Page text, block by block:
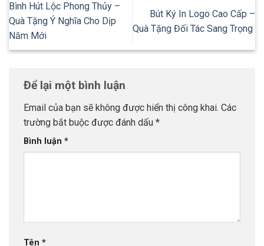
Bình Hút Lộc Phong Thủy –
Quà Tặng Ý Nghĩa Cho Dịp
Năm Mới
Bút Ký In Logo Cao Cấp –
Quà Tặng Đối Tác Sang Trọng
Để lại một bình luận
Email của bạn sẽ không được hiển thị công khai. Các
trường bắt buộc được đánh dấu *
Bình luận *
Tên *